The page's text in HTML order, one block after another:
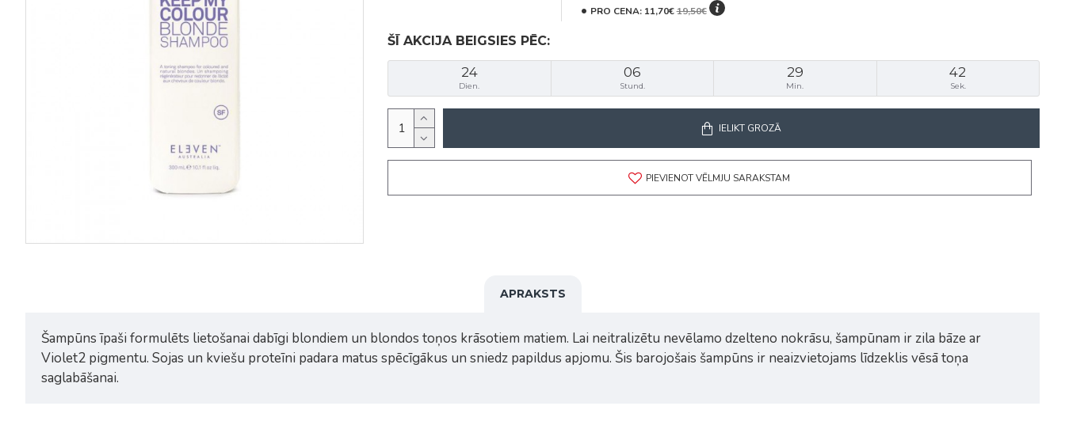
ŠĪ AKCIJA BEIGSIES PĒC:
24
Dien.
06
Stund.
29
Min.
42
Sek.
PRO CENA: 11,70€19,50€
IELIKT GROZĀ
PIEVIENOT VĒLMJU SARAKSTAM
APRAKSTS
Šampūns īpaši formulēts lietošanai dabīgi blondiem un blondos toņos krāsotiem matiem. Lai neitralizētu nevēlamo dzelteno nokrāsu, šampūnam ir zila bāze ar
Violet2 pigmentu. Sojas un kviešu proteīni padara matus spēcīgākus un sniedz papildus apjomu. Šis barojošais šampūns ir neaizvietojams līdzeklis vēsā toņa
saglabāšanai.